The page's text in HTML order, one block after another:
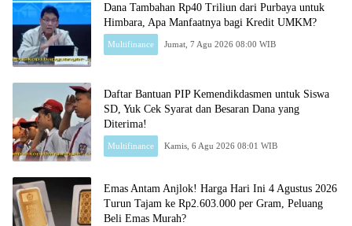
Dana Tambahan Rp40 Triliun dari Purbaya untuk
Himbara, Apa Manfaatnya bagi Kredit UMKM?
Multifinance Jumat, 7 Agu 2026 08:00 WIB
Daftar Bantuan PIP Kemendikdasmen untuk Siswa
SD, Yuk Cek Syarat dan Besaran Dana yang
Diterima!
Multifinance Kamis, 6 Agu 2026 08:01 WIB
Emas Antam Anjlok! Harga Hari Ini 4 Agustus 2026
Turun Tajam ke Rp2.603.000 per Gram, Peluang
Beli Emas Murah?